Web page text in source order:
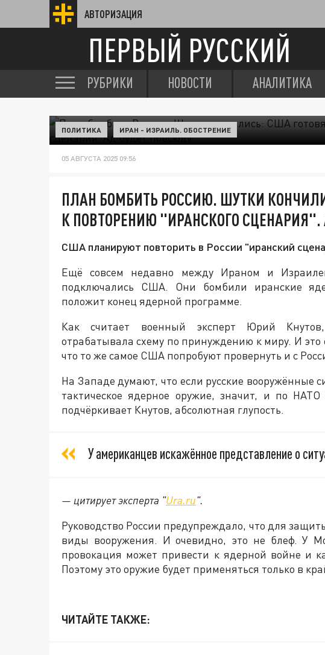
АВТОРИЗАЦИЯ
ПЕРВЫЙ РУССКИЙ
РУБРИКИ НОВОСТИ АНАЛИТИКА
ПОЛИТИКА ИРАН - ИЗРАИЛЬ. ОБОСТРЕНИЕ
05 АВГУСТА 2025 09:56
ПЛАН БОМБИТЬ РОССИЮ. ШУТКИ
К ПОВТОРЕНИЮ "ИРАНСКОГО
США планируют повторить в России "иранский
Ещё совсем недавно между Ираном и
подключались США. Они бомбили иранские
положит конец ядерной программе.
Как считает военный эксперт Юрий
отрабатывала схему по принуждению к миру. И это
что то же самое США попробуют провернуть и с
На Западе думают, что если русские вооружённые
тактическое ядерное оружие, значит, и по
подчёркивает Кнутов, абсолютная глупость.
У американцев искажённое представление о
— цитирует эксперта "Ura.ru".
Руководство России предупреждало, что для
виды вооружения. И очевидно, это не блеф. У
провокация может привести к ядерной войне и
Поэтому это оружие будет применяться только в
ЧИТАЙТЕ ТАКЖЕ: